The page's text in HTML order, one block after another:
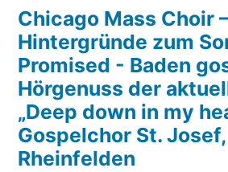
Chicago Mass Choir –
Hintergründe zum
Promised - Baden
Hörgenuss der
„Deep down in my
Gospelchor St. Josef,
Rheinfelden